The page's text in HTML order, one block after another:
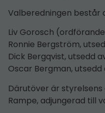
Valberedningen består
Liv Gorosch
Ronnie Bergström,
Dick Bergqvist, utsedd
Oscar Bergman, utsedd
Därutöver är
Rampe, adjungerad till